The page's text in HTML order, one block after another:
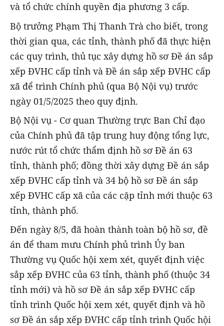
và tổ chức chính quyền địa phương 3 cấp.
Bộ trưởng Phạm Thị Thanh Trà cho biết, trong
thời gian qua, các tỉnh, thành phố đã thực hiện
các quy trình, thủ tục xây dựng hồ sơ Đề án sắp
xếp ĐVHC cấp tỉnh và Đề án sắp xếp ĐVHC cấp
xã để trình Chính phủ (qua Bộ Nội vụ) trước
ngày 01/5/2025 theo quy định.
Bộ Nội vụ - Cơ quan Thường trực Ban Chỉ đạo
của Chính phủ đã tập trung huy động tổng lực,
nước rút tổ chức thẩm định hồ sơ Đề án 63
tỉnh, thành phố; đồng thời xây dựng Đề án sắp
xếp ĐVHC cấp tỉnh và 34 bộ hồ sơ Đề án sắp
xếp ĐVHC cấp xã của các cặp tỉnh mới thuộc 63
tỉnh, thành phố.
Đến ngày 8/5, đã hoàn thành toàn bộ hồ sơ, đề
án để tham mưu Chính phủ trình Ủy ban
Thường vụ Quốc hội xem xét, quyết định việc
sắp xếp ĐVHC của 63 tỉnh, thành phố (thuộc 34
tỉnh mới) và hồ sơ Đề án sắp xếp ĐVHC cấp
tỉnh trình Quốc hội xem xét, quyết định và hồ
sơ Đề án sắp xếp ĐVHC cấp tỉnh trình Quốc hội